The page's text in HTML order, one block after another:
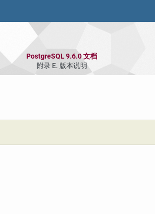
PostgreSQL 9.6.0 文档
附录 E. 版本说明